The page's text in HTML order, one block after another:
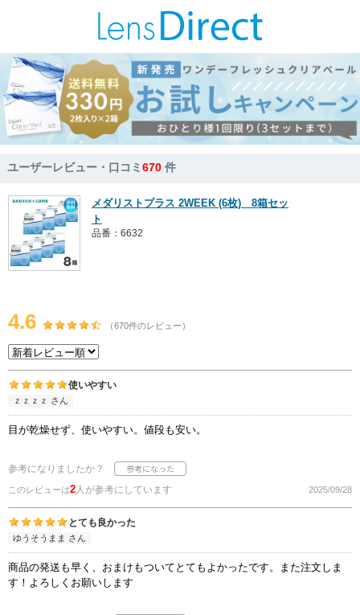
ユーザーレビュー・口コミ670 件
メダリストプラス 2WEEK (6枚) 8箱セッ
ト
品番：6632
4.6 （670件のレビュー）
使いやすい
ｚｚｚｚ さん
目が乾燥せず、使いやすい。値段も安い。
参考になりましたか？
このレビューは2人が参考にしています 2025/09/28
とても良かった
ゆうそうまま さん
商品の発送も早く、おまけもついてとてもよかったです。また注文しま
す！よろしくお願いします